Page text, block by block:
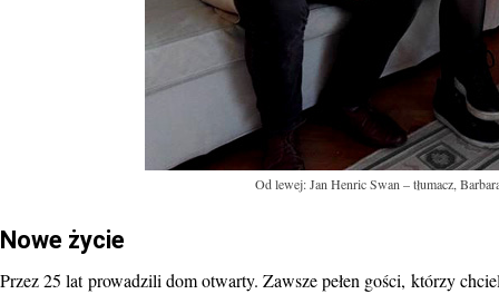
Od lewej: Jan Henric Swan – tłumacz,
Nowe życie
Przez 25 lat prowadzili dom otwarty. Zawsze pełen gości, którzy